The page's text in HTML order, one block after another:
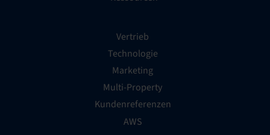
Vertrieb
Technologie
Marketing
Multi-Property
Kundenreferenzen
AWS